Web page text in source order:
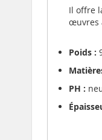
Il offre
œuvres
Poids :
PH :